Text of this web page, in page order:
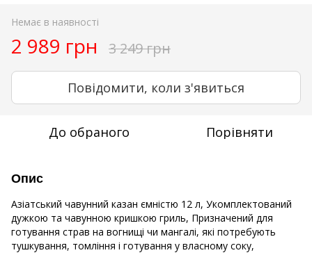
Немає в наявності
2 989 грн 3 249 грн
Повідомити, коли з'явиться
До обраного Порівняти
Опис
Азіатський чавунний казан ємністю 12 л, Укомплектований
дужкою та чавунною кришкою гриль, Призначений для
готування страв на вогнищі чи мангалі, які потребують
тушкування, томління і готування у власному соку,